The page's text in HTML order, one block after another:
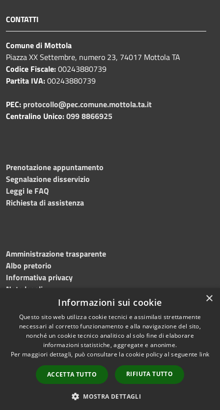
CONTATTI
Comune di Mottola
Piazza XX Settembre, numero 23, 74017 Mottola TA
Codice Fiscale:00243880739
Partita IVA:00243880739
PEC: protocollo@pec.comune.mottola.ta.it
Centralino Unico:099 8866925
Prenotazione appuntamento
Segnalazione disservizio
Leggi le FAQ
Richiesta di assistenza
Amministrazione trasparente
Albo pretorio
Informativa privacy
Note legali
Dichiarazione di accessibilità
Accessibilità
Copyright © 2026 • Comune di
Mottola • Powered by
Municipium•
Accesso
redazione
×
Informazioni sui cookie
Questo sito web utilizza cookie tecnici e assimilati strettamente
necessari al corretto funzionamento e alla navigazione del sito,
nonché un cookie tecnico analitico al solo fine di elaborare
informazioni statistiche, aggregate e anonime.
Per maggiori dettagli, può consultare la cookie policy al seguente link
ACCETTA TUTTO RIFIUTA TUTTO
MOSTRA DETTAGLI